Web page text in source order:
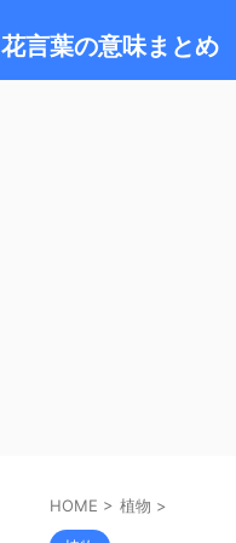
花言葉の意味まとめ
HOME > 植物 >